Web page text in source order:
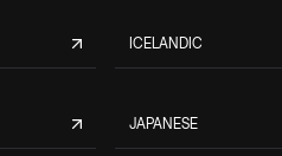
ICELANDIC
JAPANESE